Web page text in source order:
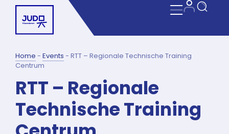
Home - Events - RTT – Regionale Technische Training
Centrum
RTT – Regionale
Technische Training